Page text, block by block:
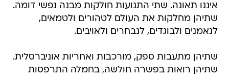
איננו תאונה. שתי התנועות חולקות מבנה נפשי דומה.
שתיהן מחלקות את העולם לטהורים ולטמאים,
לנאמנים ולבוגדים, לנבחרים ולאויבים.
שתיהן מתעבות ספק, מורכבות ואחריות אוניברסלית.
שתיהן רואות בפשרה חולשה, בחמלה התרפסות